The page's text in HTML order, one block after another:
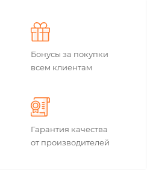
Бонусы за покупки
всем клиентам
Гарантия качества
от производителей